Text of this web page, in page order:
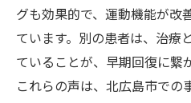
グも効果的で、運動機能が改
ています。別の患者は、治療
ていることが、早期回復に繋
これらの声は、北広島市での